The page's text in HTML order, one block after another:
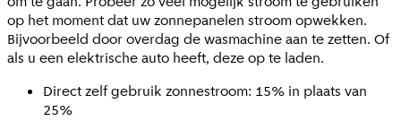
op het moment dat uw zonnepanelen stroom opwekken.
Bijvoorbeeld door overdag de wasmachine aan te zetten. Of
als u een elektrische auto heeft, deze op te laden.
Direct zelf gebruik zonnestroom: 15% in plaats van
25%